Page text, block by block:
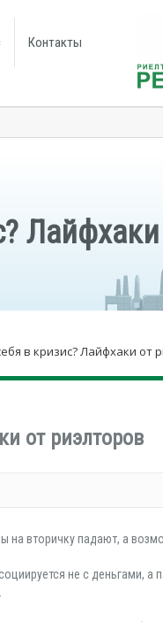
Контакты
в кризис? Лайфхаки от
от риэлторов
вторичку падают, а
не с деньгами,